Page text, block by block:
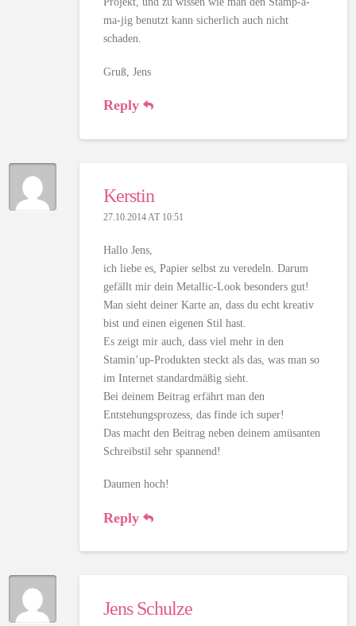
ma-jig benutzt kann sicherlich auch nicht
schaden.
Gruß, Jens
Reply
Kerstin
27.10.2014 AT 10:51
Hallo Jens,
ich liebe es, Papier selbst zu veredeln. Darum
gefällt mir dein Metallic-Look besonders gut!
Man sieht deiner Karte an, dass du echt kreativ
bist und einen eigenen Stil hast.
Es zeigt mir auch, dass viel mehr in den
Stamin’up-Produkten steckt als das, was man so
im Internet standardmäßig sieht.
Bei deinem Beitrag erfährt man den
Entstehungsprozess, das finde ich super!
Das macht den Beitrag neben deinem amüsanten
Schreibstil sehr spannend!
Daumen hoch!
Reply
Jens Schulze